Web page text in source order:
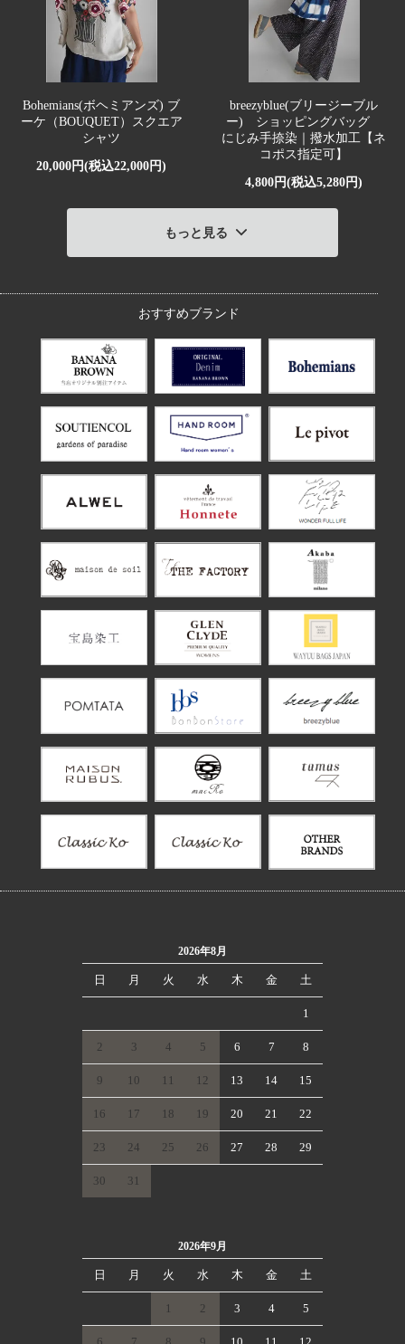
Bohemians(ボヘミアンズ) ブ
ーケ（BOUQUET）スクエア
シャツ
20,000円(税込22,000円)
breezyblue(ブリージーブル
ー) ショッピングバッグ
にじみ手捺染｜撥水加工【ネ
コポス指定可】
4,800円(税込5,280円)
もっと見る
おすすめブランド
2026年8月
日 月 火 水 木 金 土
1
2 3 4 5 6 7 8
9 10 11 12 13 14 15
16 17 18 19 20 21 22
23 24 25 26 27 28 29
30 31
2026年9月
日 月 火 水 木 金 土
1 2 3 4 5